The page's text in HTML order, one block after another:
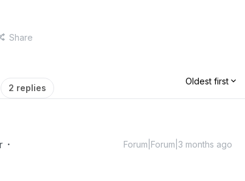
Share
2 replies
Oldest first
Forum|Forum|3 months ago